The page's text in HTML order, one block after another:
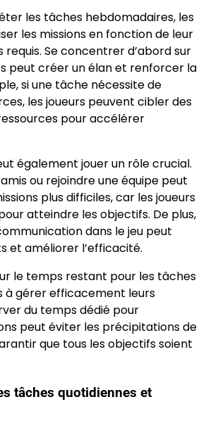
les tâches hebdomadaires, les
les missions en fonction de leur
Se concentrer d’abord sur
peut créer un élan et renforcer la
si une tâche nécessite de
les joueurs peuvent cibler des
pour accélérer
également jouer un rôle crucial.
ou rejoindre une équipe peut
plus difficiles, car les joueurs
atteindre les objectifs. De plus,
dans le jeu peut
et améliorer l’efficacité.
le temps restant pour les tâches
à gérer efficacement leurs
du temps dédié pour
peut éviter les précipitations de
que tous les objectifs soient
tâches quotidiennes et